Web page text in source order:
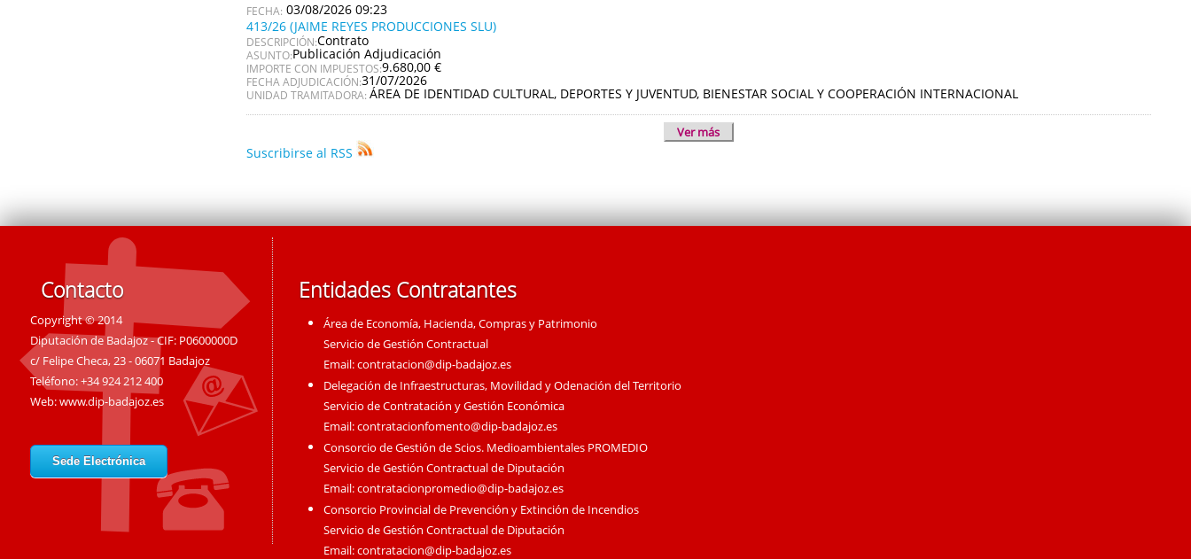
03/08/2026 09:23
413/26 (JAIME REYES PRODUCCIONES SLU)
DESCRIPCIÓN:Contrato
ASUNTO:Publicación Adjudicación
IMPORTE CON IMPUESTOS:9.680,00 €
FECHA ADJUDICACIÓN:31/07/2026
UNIDAD TRAMITADORA: ÁREA DE IDENTIDAD CULTURAL, DEPORTES Y JUVENTUD, BIENESTAR SOCIAL Y COOPERACIÓN INTERNACIONAL
Ver más
Suscribirse al RSS
Contacto
Copyright © 2014
Diputación de Badajoz - CIF: P0600000D
c/ Felipe Checa, 23 - 06071 Badajoz
Teléfono: +34 924 212 400
Web:www.dip-badajoz.es
Sede Electrónica
Entidades Contratantes
Área de Economía, Hacienda, Compras y Patrimonio
Servicio de Gestión Contractual
Email:contratacion@dip-badajoz.es
Delegación de Infraestructuras, Movilidad y Odenación del Territorio
Servicio de Contratación y Gestión Económica
Email:contratacionfomento@dip-badajoz.es
Consorcio de Gestión de Scios. Medioambientales PROMEDIO
Servicio de Gestión Contractual de Diputación
Email:contratacionpromedio@dip-badajoz.es
Consorcio Provincial de Prevención y Extinción de Incendios
Servicio de Gestión Contractual de Diputación
Email:contratacion@dip-badajoz.es